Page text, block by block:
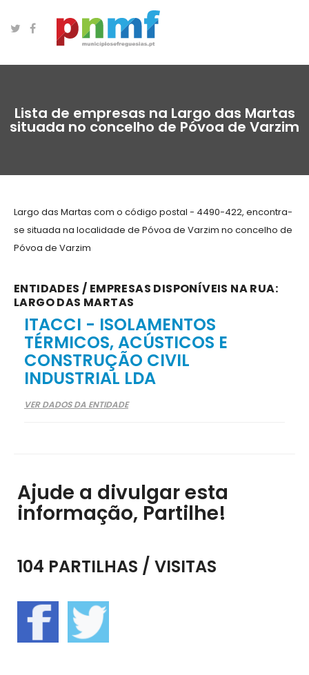
Lista de empresas na Largo das Martas
situada no concelho de Póvoa de Varzim
Largo das Martas com o código postal - 4490-422, encontra-
se situada na localidade de Póvoa de Varzim no concelho de
Póvoa de Varzim
ENTIDADES / EMPRESAS DISPONÍVEIS NA RUA:
LARGO DAS MARTAS
ITACCI - ISOLAMENTOS
TÉRMICOS, ACÚSTICOS E
CONSTRUÇÃO CIVIL
INDUSTRIAL LDA
VER DADOS DA ENTIDADE
Ajude a divulgar esta
informação, Partilhe!
104 PARTILHAS / VISITAS